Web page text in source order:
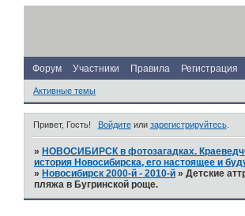
Форум Участники Правила Регистрация
Активные темы
Привет, Гость! Войдитеили зарегистрируйтесь.
» НОВОСИБИРСК в фотозагадках.
история Новосибирска, его настоящее и
» Новосибирск 2000-й - 2010-й »Детские
пляжа в Бугринской роще.